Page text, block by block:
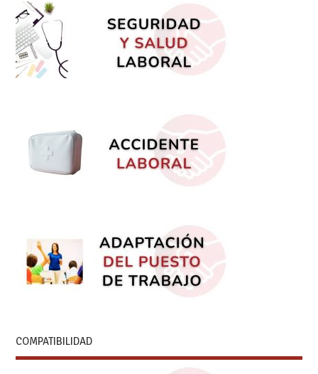
COMPATIBILIDAD